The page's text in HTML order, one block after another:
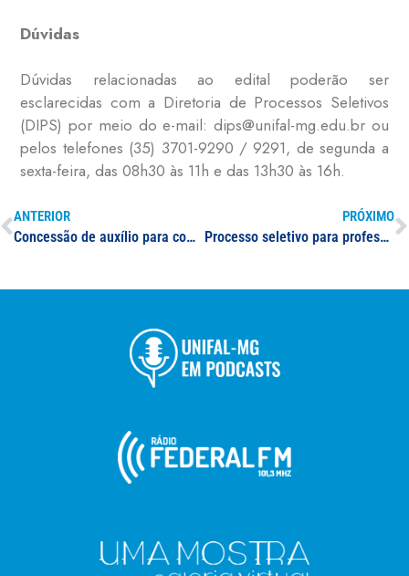
Dúvidas
Dúvidas relacionadas ao edital poderão ser
esclarecidas com a Diretoria de Processos Seletivos
(DIPS) por meio do e-mail: dips@unifal-mg.edu.br ou
pelos telefones (35) 3701-9290 / 9291, de segunda a
sexta-feira, das 08h30 às 11h e das 13h30 às 16h.
ANTERIOR
Concessão de auxílio para compra de kit Instrumental Odontológico
PRÓXIMO
Processo seletivo para professor(a) substituto(a) na área de Engenharia Sanitária ou Ciências Ambientais